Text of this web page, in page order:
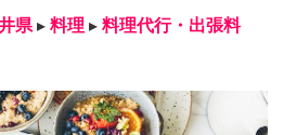
県 ▸ 料理 ▸ 料理代行・出張料